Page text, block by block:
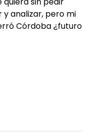
y analizar, pero mi
Córdoba ¿futuro